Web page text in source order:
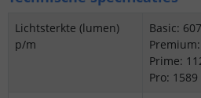
Lichtsterkte (lumen)
p/m
Basic:
Prime:
Pro: